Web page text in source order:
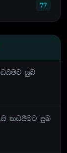
77
සුබ
කඩයීමට සුබ